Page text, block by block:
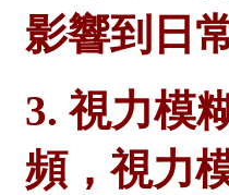
影響到日
3. 視力模
頻，視力